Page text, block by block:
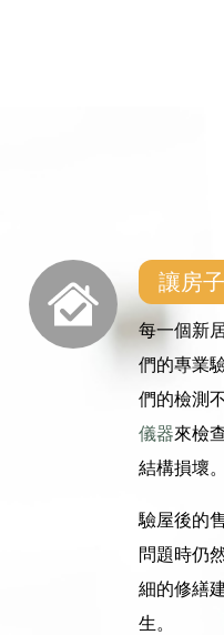
讓房
每一個新
們的專業
們的檢測
儀器來檢
結構損壞。
驗屋後的
問題時仍
細的修繕
生。